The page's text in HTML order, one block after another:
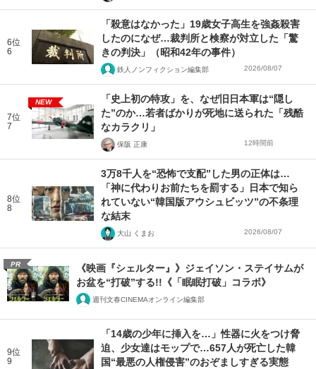
6位
6
「殺意はなかった」19歳女子高生を強姦殺害
したのになぜ…裁判所と検察が対立した「驚
きの判決」（昭和42年の事件）
鉄人ノンフィクション編集部 2026/08/07
7位
7
NEW
「史上初の特攻」を、なぜ旧日本軍は“隠し
た”のか…若者ばかりが死地に送られた「残酷
なカラクリ」
保阪 正康 12時間前
8位
8
3万8千人を“恐怖で支配”した男の正体は…
「神に代わりお前たちを罰する」日本で知ら
れていない“韓国版アウシュビッツ”の不条理
な結末
大山 くまお 2026/08/07
PR
《映画『シェルター』》ジェイソン・ステイサムが
お盆を“打破”する!!《「眠眠打破」コラボ》
週刊文春CINEMAオンライン編集部
9位
9
「14歳の少年に挿入を…」性器に火をつけ脅
迫、少女達はモップで…657人が死亡した韓
国“最悪の人権侵害”のおぞましすぎる実態